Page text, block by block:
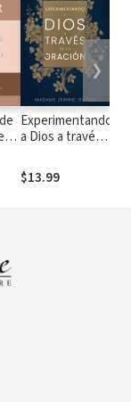
Experimentando
a Dios a través
$13.99
❯